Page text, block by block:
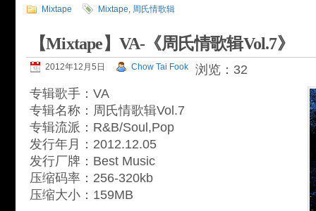
Mixtape Mixtape, 周氏情歌辑
【Mixtape】VA-《周氏情歌辑Vol.7》
2012年12月5日 Chow Tai Fook
浏览：32
专辑歌手：VA
专辑名称：周氏情歌辑Vol.7
专辑流派：R&B/Soul,Pop
发行年月：2012.12.05
发行厂牌：Best Music
压缩码率：256-320kb
压缩大小：159MB